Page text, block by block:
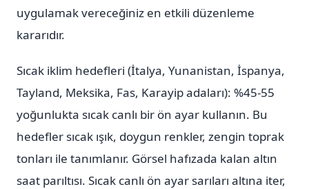
uygulamak vereceğiniz en etkili düzenleme
kararıdır.
Sıcak iklim hedefleri (İtalya, Yunanistan, İspanya,
Tayland, Meksika, Fas, Karayip adaları): %45-55
yoğunlukta sıcak canlı bir ön ayar kullanın. Bu
hedefler sıcak ışık, doygun renkler, zengin toprak
tonları ile tanımlanır. Görsel hafızada kalan altın
saat parıltısı. Sıcak canlı ön ayar sarıları altına iter,